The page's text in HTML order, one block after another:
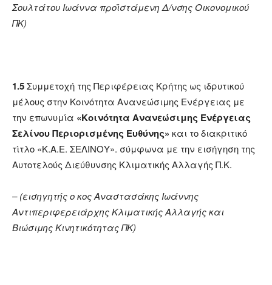
Σουλτάτου Ιωάννα προϊστάμενη Δ/νσης Οικονομικού
ΠΚ)
1.5Συμμετοχή της Περιφέρειας Κρήτης ως ιδρυτικού
μέλους στην Κοινότητα Ανανεώσιμης Ενέργειας με
την επωνυμία «Κοινότητα Ανανεώσιμης Ενέργειας
Σελίνου Περιορισμένης Ευθύνης» και το διακριτικό
τίτλο «Κ.Α.Ε. ΣΕΛΙΝΟΥ». σύμφωνα με την εισήγηση της
Αυτοτελούς Διεύθυνσης Κλιματικής Αλλαγής Π.Κ.
– (εισηγητής ο κος Αναστασάκης Ιωάννης
ΑντιπεριφερειάρχηςΚλιματικής Αλλαγής και
Βιώσιμης Κινητικότητας ΠΚ)